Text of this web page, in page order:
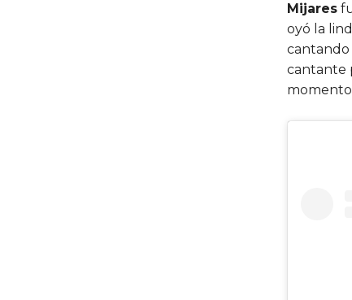
Mijares
oyó la
cantando
cantante